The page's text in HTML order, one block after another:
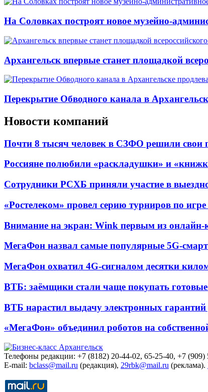
На Соловках построят новое музейно-
Архангельск впервые станет площадкой
Перекрытие Обводного канала в
Новости компаний
Почти 8 тысяч человек в СЗФО решили
Россияне полюбили «раскладушки» и
Сотрудники РСХБ приняли участие в
«Ростелеком» провел серию турниров по
Внимание на экран: Wink первым из онлайн-
МегаФон назвал самые популярные 5G-
МегаФон охватил 4G-сигналом десятки
ВТБ: заёмщики стали чаще покупать
ВТБ нарастил выдачу электронных гарантий
«МегаФон» объединил роботов на
Телефоны редакции: +7 (8182) 20-44-02, 65-25-40, +7 (909)
E-mail: bclass@mail.ru (редакция), 29rbk@mail.ru (реклама).